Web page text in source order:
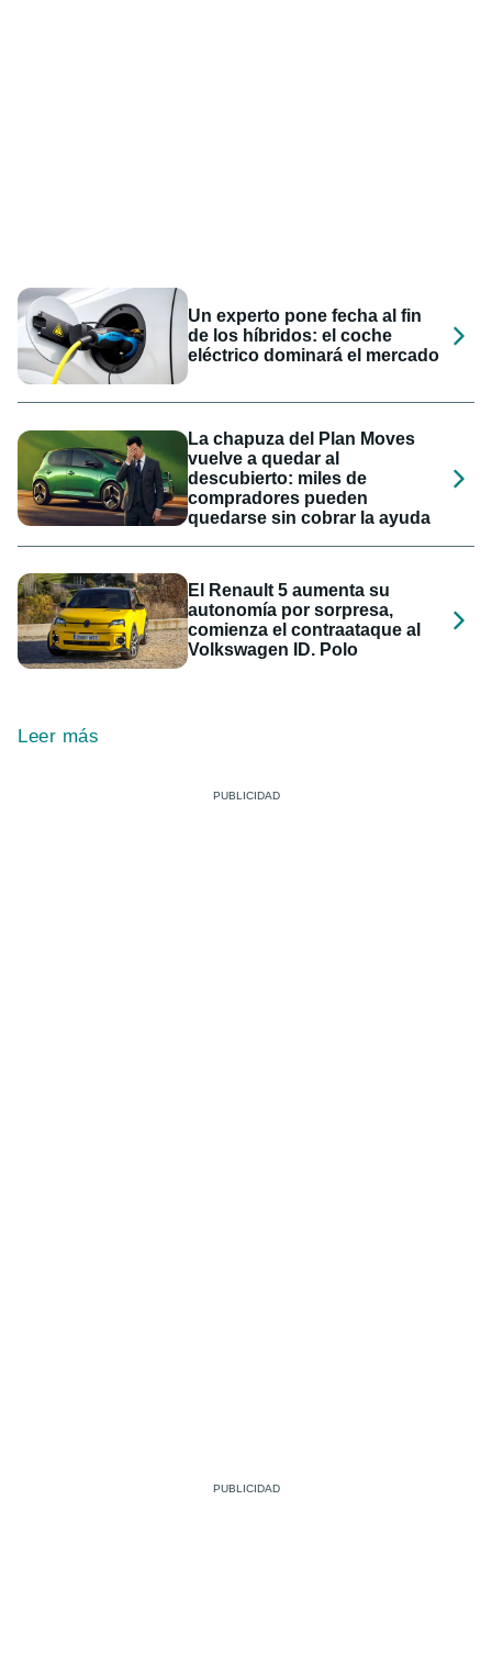
Un experto pone fecha al fin
de los híbridos: el coche
eléctrico dominará el mercado
La chapuza del Plan Moves
vuelve a quedar al
descubierto: miles de
compradores pueden
quedarse sin cobrar la ayuda
El Renault 5 aumenta su
autonomía por sorpresa,
comienza el contraataque al
Volkswagen ID. Polo
Leer más